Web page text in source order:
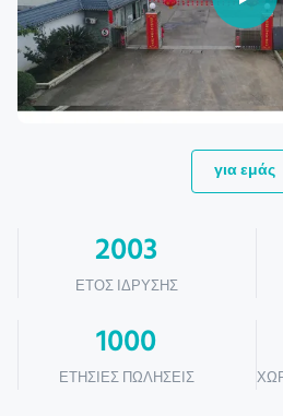
για εμάς
2003
ΈΤΟΣ ΊΔΡΥΣΗΣ
1000
ΕΤΉΣΙΕΣ ΠΩΛΉΣΕΙΣ